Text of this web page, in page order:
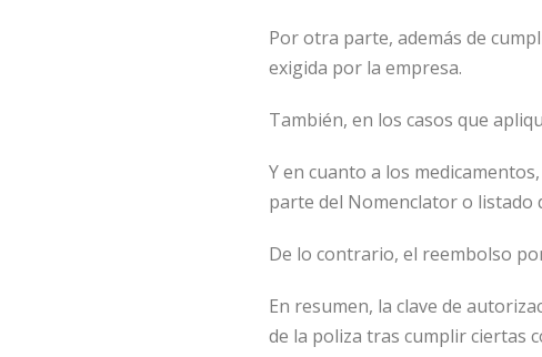
Por otra parte, además de
exigida por la empresa.
También, en los casos que
Y en cuanto a los
parte del Nomenclator o listado
De lo contrario, el reembolso
En resumen, la clave de
de la poliza tras cumplir ciertas